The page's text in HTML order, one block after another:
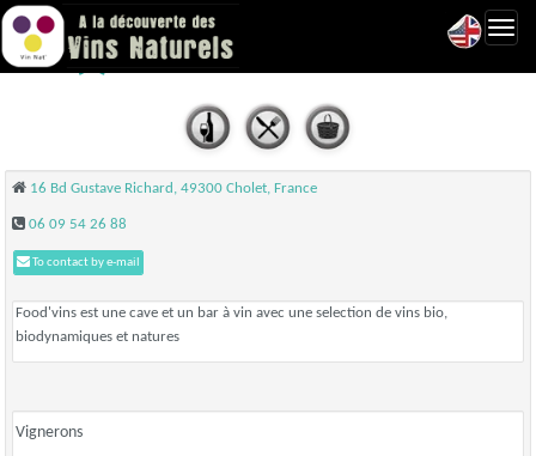
Food'vins - Cholet
16 Bd Gustave Richard, 49300 Cholet, France
06 09 54 26 88
To contact by e-mail
Food'vins est une cave et un bar à vin avec une selection de vins bio,
biodynamiques et natures
Vignerons